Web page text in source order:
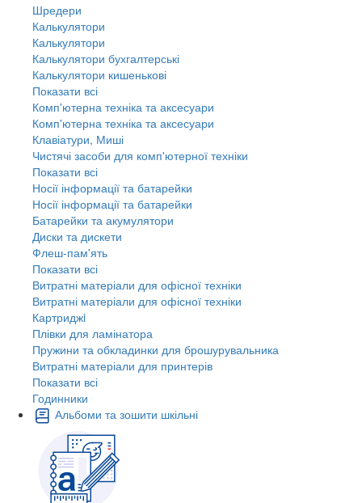
Шредери
Калькулятори
Калькулятори
Калькулятори бухгалтерські
Калькулятори кишенькові
Показати всі
Комп'ютерна техніка та аксесуари
Комп'ютерна техніка та аксесуари
Клавіатури, Миші
Чистячі засоби для комп'ютерної техніки
Показати всі
Носії інформації та батарейки
Носії інформації та батарейки
Батарейки та акумулятори
Диски та дискети
Флеш-пам'ять
Показати всі
Витратні матеріали для офісної техніки
Витратні матеріали для офісної техніки
Картриджi
Плівки для ламінатора
Пружини та обкладинки для брошурувальника
Витратні матеріали для принтерів
Показати всі
Годинники
Альбоми та зошити шкільні